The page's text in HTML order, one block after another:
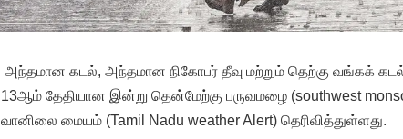
அந்தமான கடல், அந்தமான நிகோபர் தீவு மற்றும் தெற்கு வங்கக் கடல்
13ஆம் தேதியான இன்று தென்மேற்கு பருவமழை (southwest
வானிலை மையம் (Tamil Nadu weather Alert) தெரிவித்துள்ளது.